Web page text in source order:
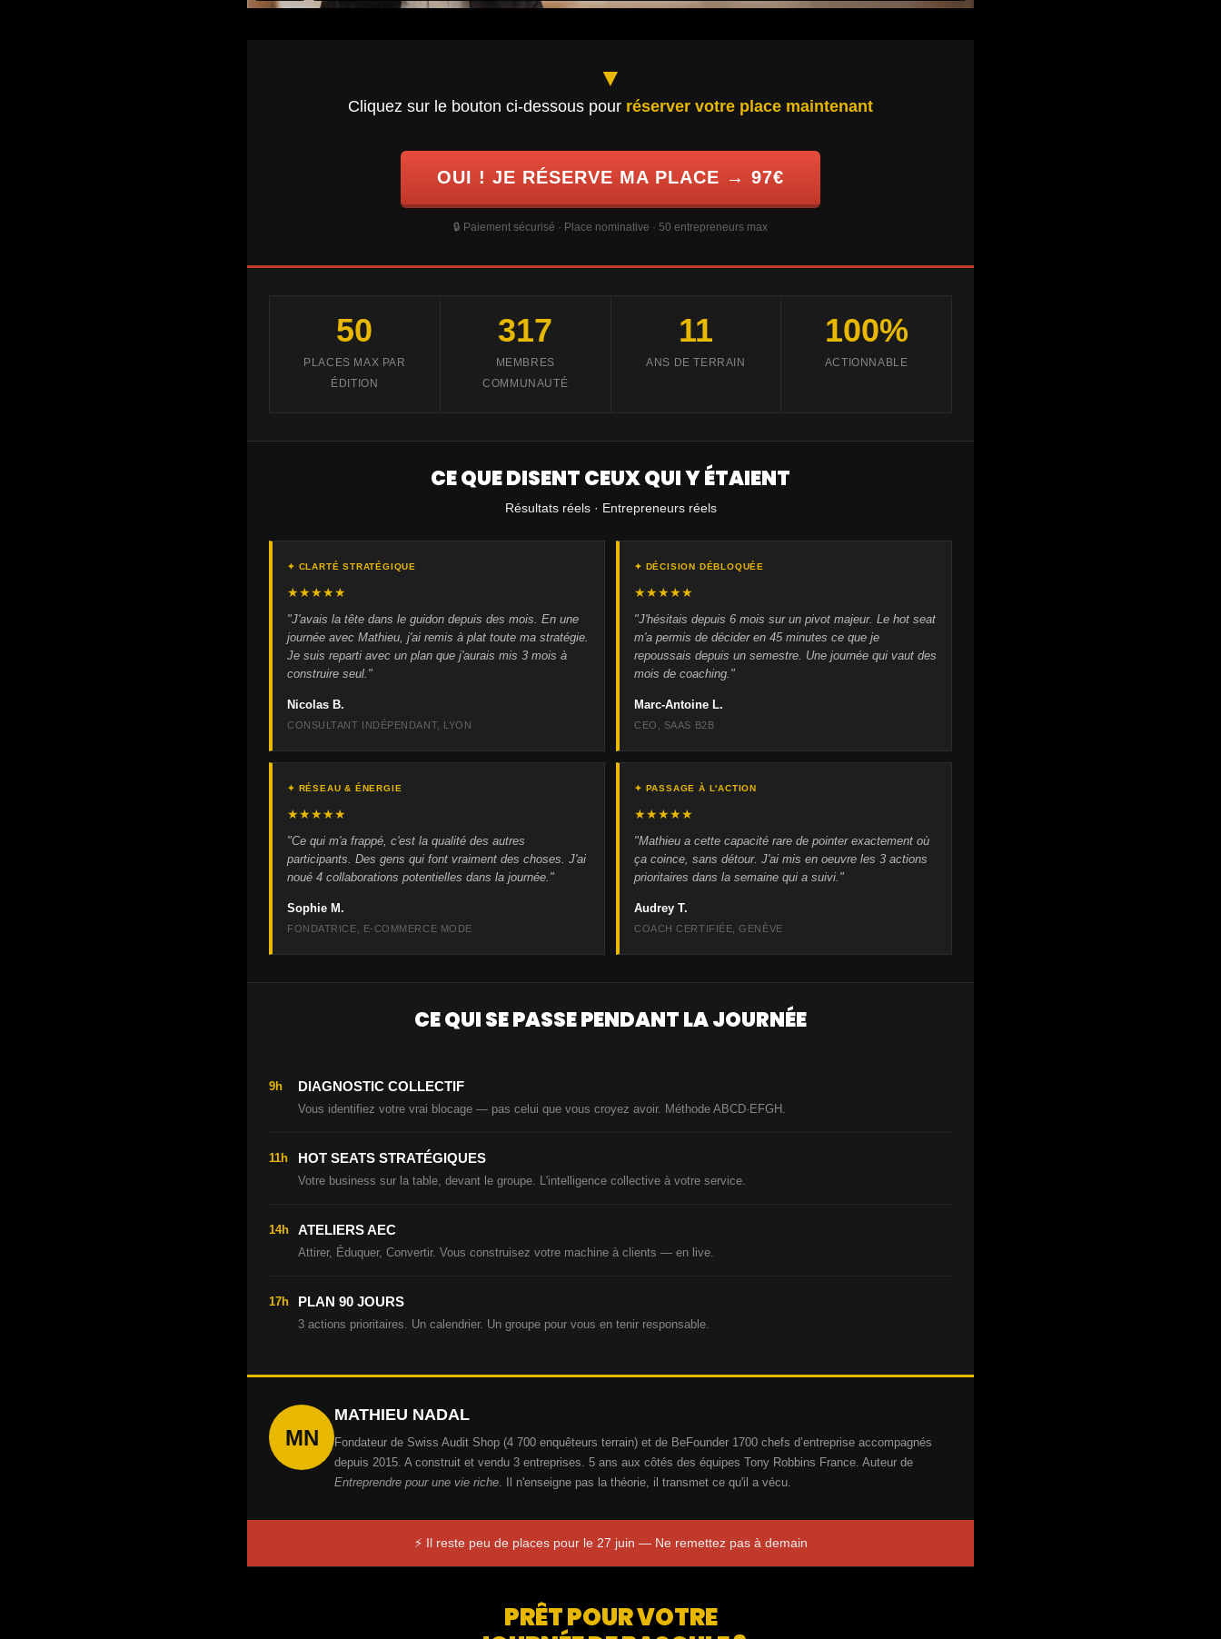
▼
Cliquez sur le bouton ci-dessous pour réserver votre place maintenant
OUI ! JE RÉSERVE MA PLACE → 97€
🔒 Paiement sécurisé · Place nominative · 50 entrepreneurs max
50
PLACES MAX PAR
ÉDITION
317
MEMBRES
COMMUNAUTÉ
11
ANS DE TERRAIN
100%
ACTIONNABLE
CE QUE DISENT CEUX QUI Y ÉTAIENT
Résultats réels · Entrepreneurs réels
✦ CLARTÉ STRATÉGIQUE
★★★★★
"J'avais la tête dans le guidon depuis des mois. En une
journée avec Mathieu, j'ai remis à plat toute ma stratégie.
Je suis reparti avec un plan que j'aurais mis 3 mois à
construire seul."
Nicolas B.
CONSULTANT INDÉPENDANT, LYON
✦ DÉCISION DÉBLOQUÉE
★★★★★
"J'hésitais depuis 6 mois sur un pivot majeur. Le hot seat
m'a permis de décider en 45 minutes ce que je
repoussais depuis un semestre. Une journée qui vaut des
mois de coaching."
Marc-Antoine L.
CEO, SAAS B2B
✦ RÉSEAU & ÉNERGIE
★★★★★
"Ce qui m'a frappé, c'est la qualité des autres
participants. Des gens qui font vraiment des choses. J'ai
noué 4 collaborations potentielles dans la journée."
Sophie M.
FONDATRICE, E-COMMERCE MODE
✦ PASSAGE À L'ACTION
★★★★★
"Mathieu a cette capacité rare de pointer exactement où
ça coince, sans détour. J'ai mis en oeuvre les 3 actions
prioritaires dans la semaine qui a suivi."
Audrey T.
COACH CERTIFIÉE, GENÈVE
CE QUI SE PASSE PENDANT LA JOURNÉE
9h DIAGNOSTIC COLLECTIF
Vous identifiez votre vrai blocage — pas celui que vous croyez avoir. Méthode ABCD·EFGH.
11h HOT SEATS STRATÉGIQUES
Votre business sur la table, devant le groupe. L'intelligence collective à votre service.
14h ATELIERS AEC
Attirer, Éduquer, Convertir. Vous construisez votre machine à clients — en live.
17h PLAN 90 JOURS
3 actions prioritaires. Un calendrier. Un groupe pour vous en tenir responsable.
MN
MATHIEU NADAL
Fondateur de Swiss Audit Shop (4 700 enquêteurs terrain) et de BeFounder 1700 chefs d’entreprise accompagnés
depuis 2015. A construit et vendu 3 entreprises. 5 ans aux côtés des équipes Tony Robbins France. Auteur de
Entreprendre pour une vie riche. Il n'enseigne pas la théorie, il transmet ce qu'il a vécu.
⚡ Il reste peu de places pour le 27 juin — Ne remettez pas à demain
PRÊT POUR VOTRE